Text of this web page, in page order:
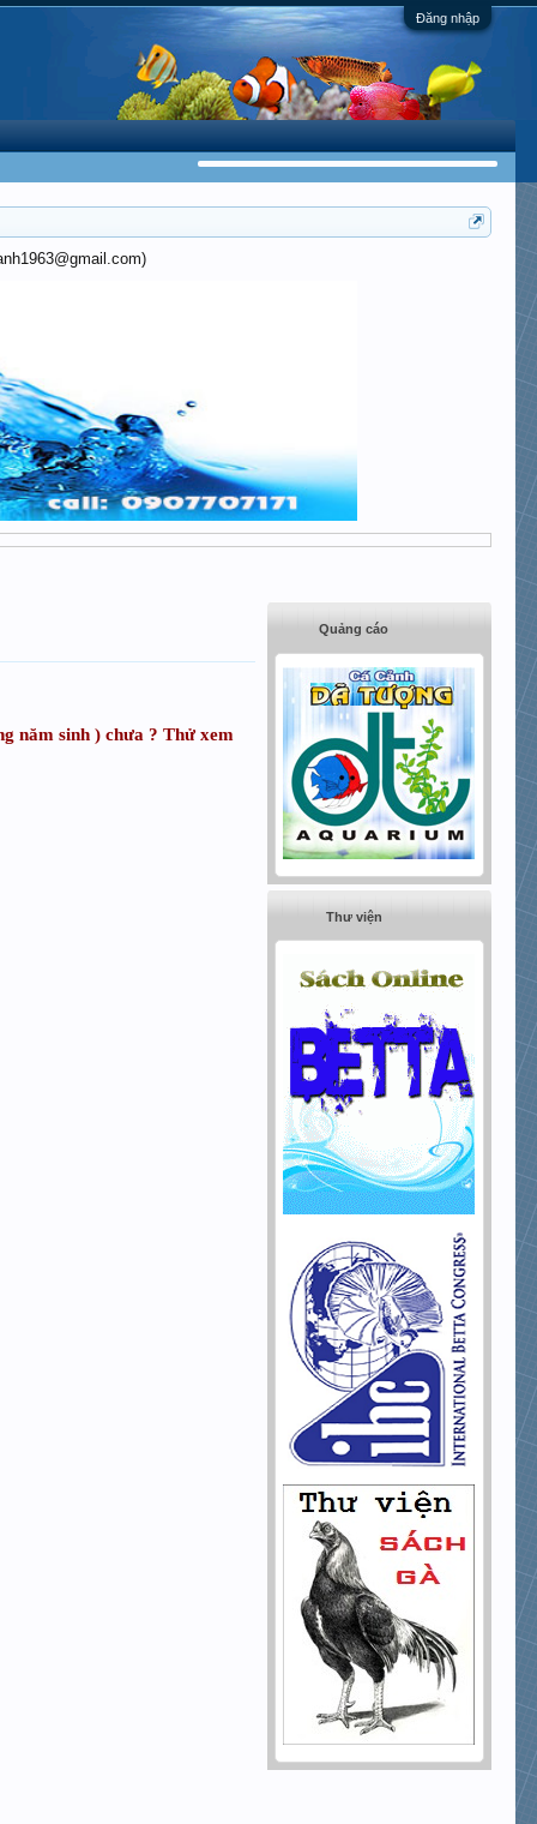
Đăng nhập
năm sinh ) chưa ? Thử xem
Quảng cáo
Thư viện